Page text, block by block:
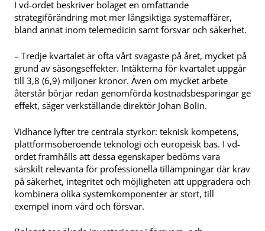
I vd-ordet beskriver bolaget en omfattande
strategiförändring mot mer långsiktiga systemaffärer,
bland annat inom telemedicin samt försvar och säkerhet.
– Tredje kvartalet är ofta vårt svagaste på året, mycket på
grund av säsongseffekter. Intäkterna för kvartalet uppgår
till 3,8 (6,9) miljoner kronor. Även om mycket arbete
återstår börjar redan genomförda kostnadsbesparingar ge
effekt, säger verkställande direktör Johan Bolin.
Vidhance lyfter tre centrala styrkor: teknisk kompetens,
plattformsoberoende teknologi och europeisk bas. I vd-
ordet framhålls att dessa egenskaper bedöms vara
särskilt relevanta för professionella tillämpningar där krav
på säkerhet, integritet och möjligheten att uppgradera och
kombinera olika systemkomponenter är stort, till
exempel inom vård och försvar.